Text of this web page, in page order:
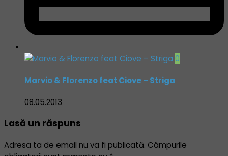
0
Marvio & Florenzo feat Ciove – Striga
08.05.2013
Lasă un răspuns
Adresa ta de email nu va fi publicată. Câmpurile